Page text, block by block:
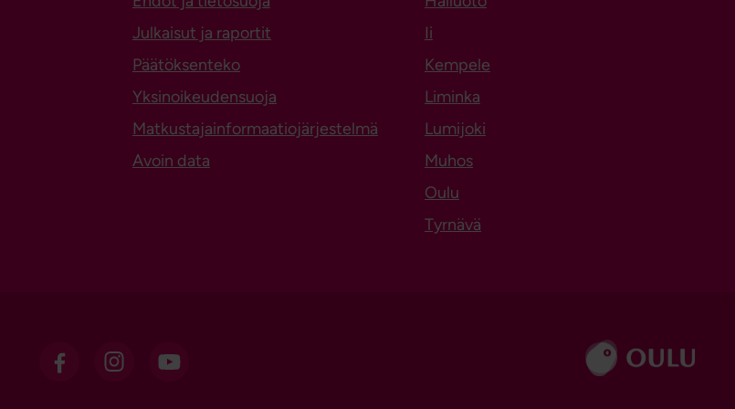
Julkaisut ja raportit
Päätöksenteko
Yksinoikeudensuoja
Matkustajainformaatiojärjestelmä
Avoin data
Ii
Kempele
Liminka
Lumijoki
Muhos
Oulu
Tyrnävä
OSL FacebookissaOSL Instagramissa Siirry sivustolle ouka.fi